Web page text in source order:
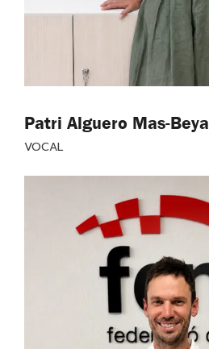
Patri Alguero Mas-Beya
VOCAL